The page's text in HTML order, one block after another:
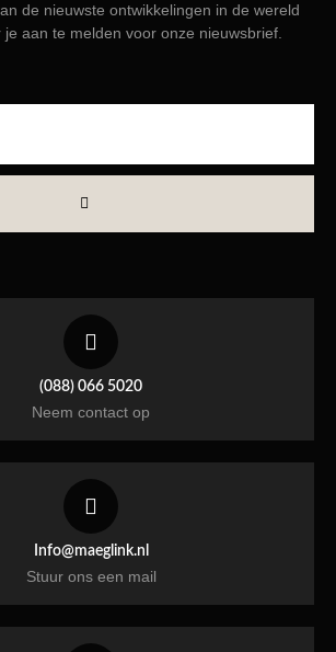
de nieuwste ontwikkelingen in de wereld
aan te melden voor onze nieuwsbrief.
(088) 066 5020
Neem contact op
Info@maeglink.nl
Stuur ons een mail